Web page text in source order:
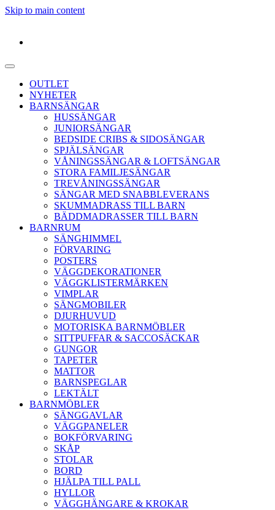
Skip to main content
OUTLET
NYHETER
BARNSÄNGAR
HUSSÄNGAR
JUNIORSÄNGAR
BEDSIDE CRIBS & SIDOSÄNGAR
SPJÄLSÄNGAR
VÅNINGSSÄNGAR & LOFTSÄNGAR
STORA FAMILJESÄNGAR
TREVÅNINGSSÄNGAR
SÄNGAR MED SNABBLEVERANS
SKUMMADRASS TILL BARN
BÄDDMADRASSER TILL BARN
BARNRUM
SÄNGHIMMEL
FÖRVARING
POSTERS
VÄGGDEKORATIONER
VÄGGKLISTERMÄRKEN
VIMPLAR
SÄNGMOBILER
DJURHUVUD
MOTORISKA BARNMÖBLER
SITTPUFFAR & SACCOSÄCKAR
GUNGOR
TAPETER
MATTOR
BARNSPEGLAR
LEKTÄLT
BARNMÖBLER
SÄNGGAVLAR
VÄGGPANELER
BOKFÖRVARING
SKÅP
STOLAR
BORD
HJÄLPA TILL PALL
HYLLOR
VÄGGHÄNGARE & KROKAR